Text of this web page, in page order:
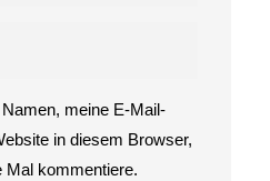
meine E-Mail-
in diesem Browser,
Mal kommentiere.